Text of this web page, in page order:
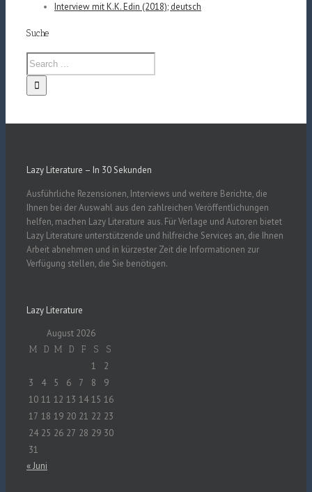
Interview mit K.K. Edin (2018); deutsch
Suche
Lazy Literature – In 30 Sekunden
Ausführliche Rezensionen, Interviews und weitere Berichte, die
Ihnen bei der Auswahl aus den zahlreichen Veröffentlichungen
helfen, machen Lazy Literature aus. Für Verlage und Autoren bietet
Lazy Literature unterstützende und hilfreiche Services an, die Ihnen
Arbeit abnehmen und in kürzester Zeit die Informationen zur
Verfügung stellen, die Sie benötigen.
Lazy Literature
August 2026
M D M D F S S
1
2
3
4 5 6 7 8
9
10 11 12 13 14 15 16
17 18 19 20 21 22 23
24 25 26 27 28 29 30
31
« Juni